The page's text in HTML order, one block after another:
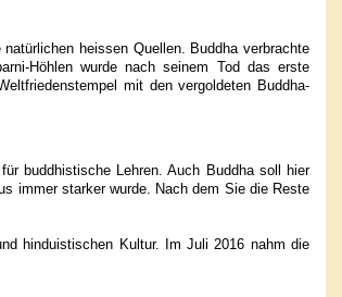
heissen Quellen. Buddha verbrachte
Höhlen wurde nach seinem Tod das erste
mit den vergoldeten Buddha-
buddhistische Lehren. Auch Buddha soll hier
immer starker wurde. Nach dem Sie die Reste
hinduistischen Kultur. Im Juli 2016 nahm die